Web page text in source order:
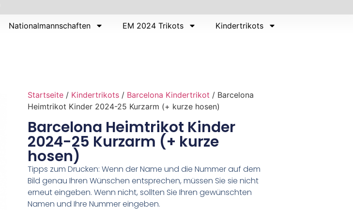
Nationalmannschaften EM 2024 Trikots Kindertrikots
Startseite / Kindertrikots / Barcelona Kindertrikot / Barcelona
Heimtrikot Kinder 2024-25 Kurzarm (+ kurze hosen)
Barcelona Heimtrikot Kinder
2024-25 Kurzarm (+ kurze
hosen)
Tipps zum Drucken: Wenn der Name und die Nummer auf dem
Bild genau Ihren Wünschen entsprechen, müssen Sie sie nicht
erneut eingeben. Wenn nicht, sollten Sie Ihren gewünschten
Namen und Ihre Nummer eingeben.